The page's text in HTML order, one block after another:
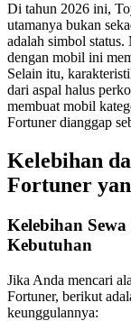
Di tahun 2026 ini,
utamanya bukan
adalah simbol status.
dengan mobil ini
Selain itu,
dari aspal halus
membuat mobil
Fortuner dianggap
Kelebihan
Fortuner
Kelebihan
Kebutuhan
Jika Anda mencari
Fortuner, berikut
keunggulannya: